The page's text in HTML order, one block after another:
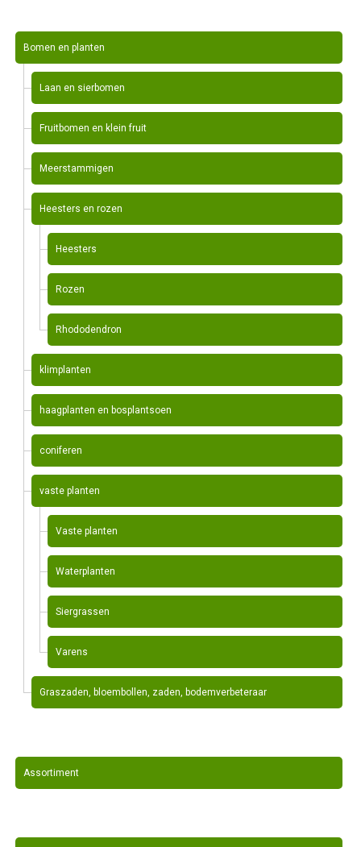
Bomen en planten
Laan en sierbomen
Fruitbomen en klein fruit
Meerstammigen
Heesters en rozen
Heesters
Rozen
Rhododendron
klimplanten
haagplanten en bosplantsoen
coniferen
vaste planten
Vaste planten
Waterplanten
Siergrassen
Varens
Graszaden, bloembollen, zaden, bodemverbeteraar
Assortiment